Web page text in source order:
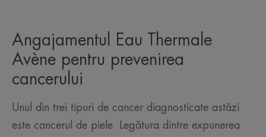
Angajamentul Eau Thermale
Avène pentru prevenirea
cancerului
Unul din trei tipuri de cancer diagnosticate astăzi
este cancerul de piele. Legătura dintre expunerea